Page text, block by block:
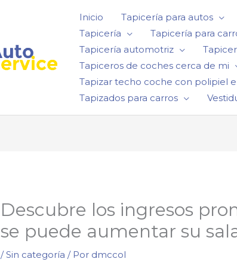
Inicio Tapicería para autos
Tapicería
Tapicería para
Tapicería automotriz
Tapiceros de coches cerca de mi
Tapizar techo coche con polipiel
Tapizados para carros
Descubre los ingresos
se puede aumentar su
/Sin categoría / Por dmccol